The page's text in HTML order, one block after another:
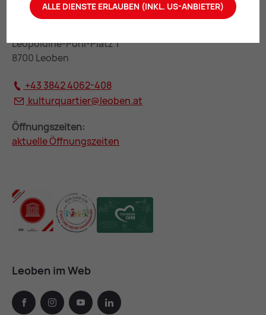
KulturQuartier Leoben
Leopoldine-Pohl-Platz 1
8700 Leoben
+43 3842 4062-408
kulturquartier@leoben.at
Öffnungszeiten:
aktuelle Öffnungszeiten
Leoben im Web
facebook instagramyoutube linkedin
ALLE DIENSTE ERLAUBEN (INKL. US-ANBIETER)